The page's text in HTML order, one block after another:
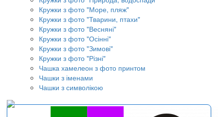
Кружки з фото "Море, пляж"
Кружки з фото "Тварини, птахи"
Кружки з фото "Весняні"
Кружки з фото "Осінні"
Кружки з фото "Зимові"
Кружки з фото "Різні"
Чашка хамелеон з фото принтом
Чашки з іменами
Чашки з символікою